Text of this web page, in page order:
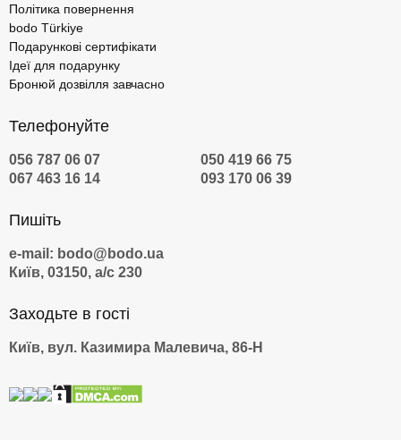
Політика повернення
bodo Türkiye
Подарункові сертифікати
Ідеї для подарунку
Бронюй дозвілля завчасно
Телефонуйте
056 787 06 07
050 419 66 75
067 463 16 14
093 170 06 39
Пишіть
e-mail: bodo@bodo.ua
Київ, 03150, а/с 230
Заходьте в гості
Київ, вул. Казимира Малевича, 86-Н